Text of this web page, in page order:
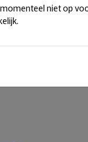
niet op